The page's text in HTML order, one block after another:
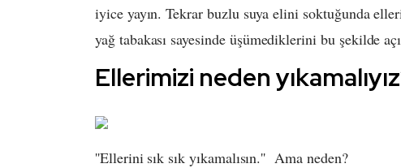
iyice yayın. Tekrar buzlu suya elini soktuğunda
yağ tabakası sayesinde üşümediklerini bu şekilde
Ellerimizi neden
''Ellerini sık sık yıkamalısın.'' Ama neden?